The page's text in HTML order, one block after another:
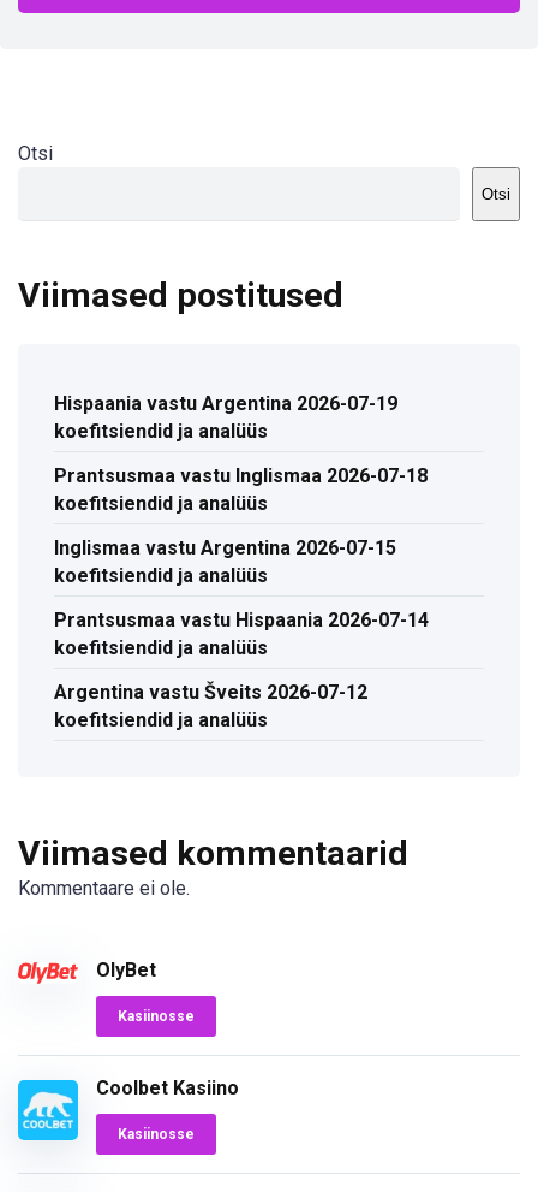
Otsi
Otsi
Viimased postitused
Hispaania vastu Argentina 2026-07-19
koefitsiendid ja analüüs
Prantsusmaa vastu Inglismaa 2026-07-18
koefitsiendid ja analüüs
Inglismaa vastu Argentina 2026-07-15
koefitsiendid ja analüüs
Prantsusmaa vastu Hispaania 2026-07-14
koefitsiendid ja analüüs
Argentina vastu Šveits 2026-07-12
koefitsiendid ja analüüs
Viimased kommentaarid
Kommentaare ei ole.
OlyBet
Kasiinosse
Coolbet Kasiino
Kasiinosse